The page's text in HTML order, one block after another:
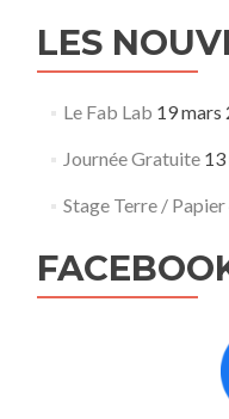
LES
Le Fab Lab 19 mars
Journée Gratuite
Stage Terre / Papier